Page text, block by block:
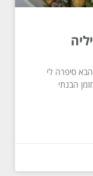
סיפרה לי
הבנתי